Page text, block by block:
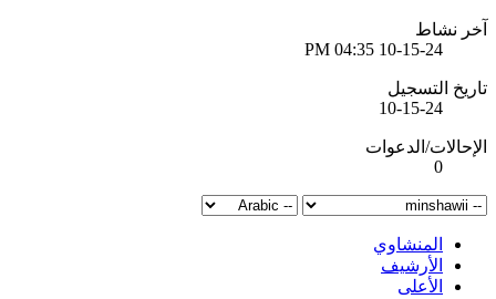
آخر نشاط
10-15-24
04:35 PM
تاريخ التسجيل
10-15-24
الإحالات/الدعوات
0
المنشاوي
الأرشيف
الأعلى